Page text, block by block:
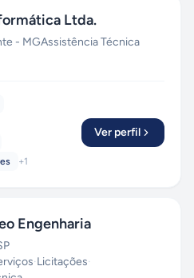
Ltda.
- MGAssistência Técnica
+1
Ver perfil
Engenharia
·Licitações·